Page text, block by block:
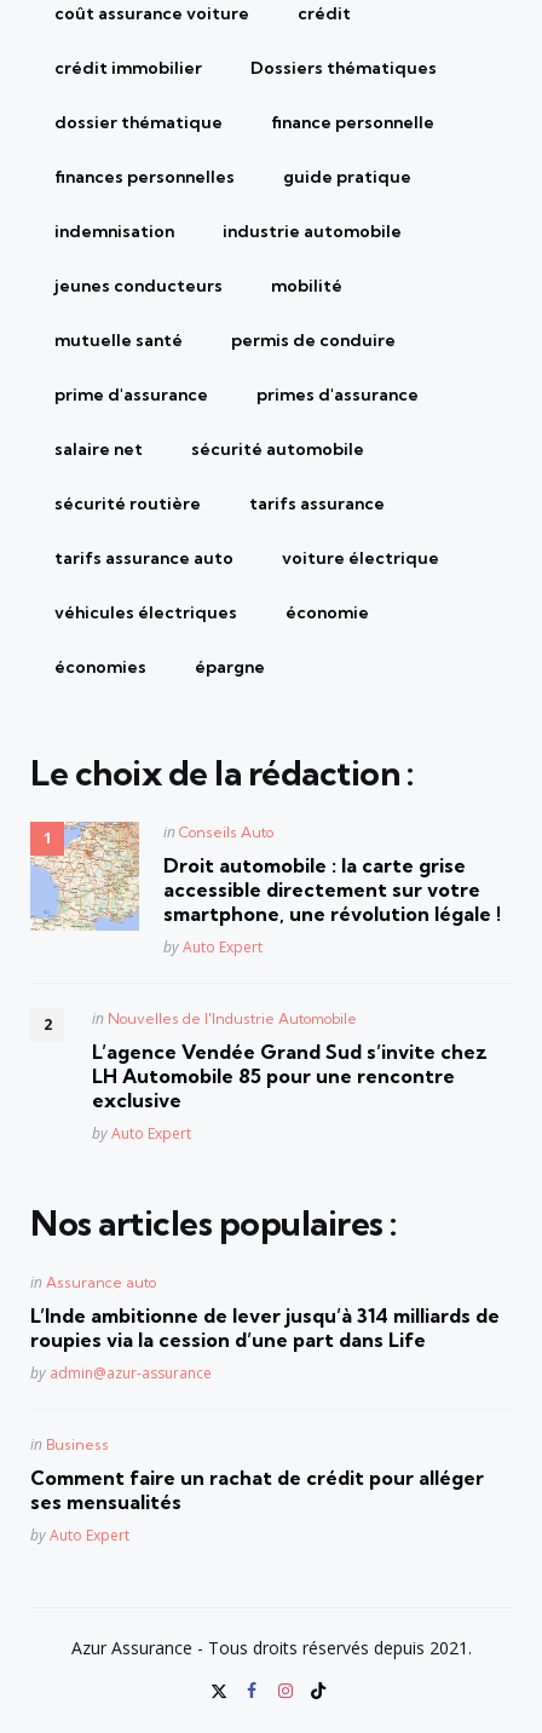
coût assurance voiture crédit
crédit immobilier Dossiers thématiques
dossier thématique finance personnelle
finances personnelles guide pratique
indemnisation industrie automobile
jeunes conducteurs mobilité
mutuelle santé permis de conduire
prime d'assurance primes d'assurance
salaire net sécurité automobile
sécurité routière tarifs assurance
tarifs assurance auto voiture électrique
véhicules électriques économie
économies épargne
Le choix de la rédaction :
Posted
in Conseils Auto
Droit automobile : la carte grise
accessible directement sur votre
smartphone, une révolution légale !
Posted
byAuto Expert
Posted
in Nouvelles de l'Industrie Automobile
L’agence Vendée Grand Sud s’invite chez
LH Automobile 85 pour une rencontre
exclusive
Posted
byAuto Expert
Nos articles populaires :
Posted
in Assurance auto
L’Inde ambitionne de lever jusqu’à 314 milliards de
roupies via la cession d’une part dans Life
Posted
by admin@azur-assurance
Posted
in Business
Comment faire un rachat de crédit pour alléger
ses mensualités
Posted
byAuto Expert
Azur Assurance - Tous droits réservés depuis 2021.